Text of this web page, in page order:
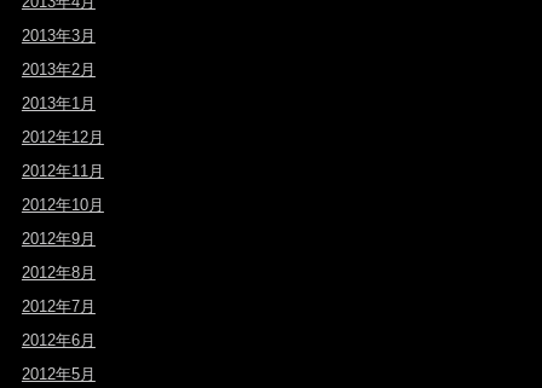
2013年3月
2013年2月
2013年1月
2012年12月
2012年11月
2012年10月
2012年9月
2012年8月
2012年7月
2012年6月
2012年5月